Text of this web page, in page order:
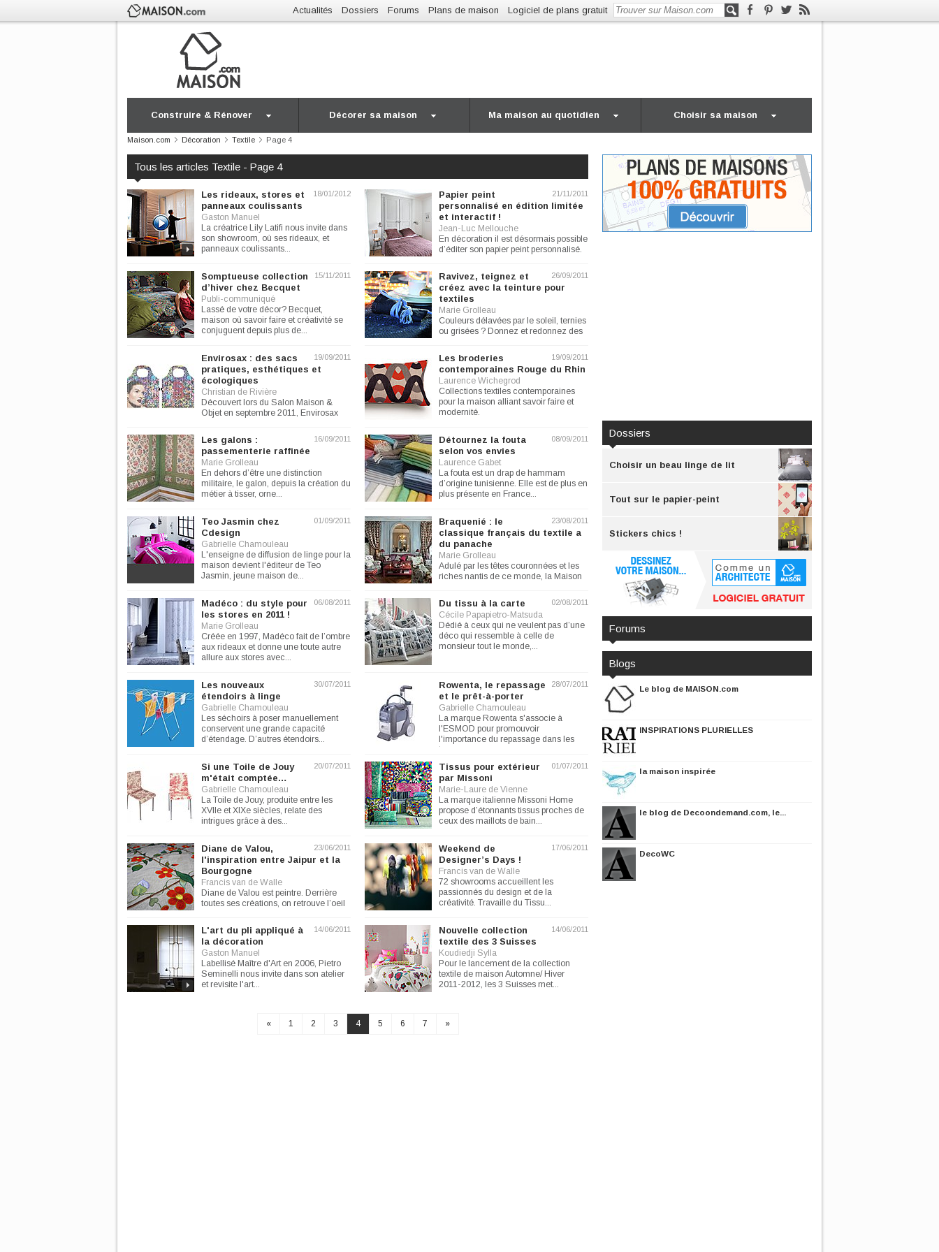
Actualités Dossiers Forums Plans de maison Logiciel de plans gratuit
Construire & Rénover Décorer sa maison Ma maison au quotidien Choisir sa maison
Maison.com Décoration Textile Page 4
Tous les articles Textile - Page 4
18/01/2012
Les rideaux, stores et
panneaux coulissants
Gaston Manuel
La créatrice Lily Latifi nous invite dans
son showroom, où ses rideaux, et
panneaux coulissants...
21/11/2011
Papier peint
personnalisé en édition limitée
et interactif !
Jean-Luc Mellouche
En décoration il est désormais possible
d’éditer son papier peint personnalisé.
15/11/2011
Somptueuse collection
d’hiver chez Becquet
Publi-communiqué
Lassé de votre décor? Becquet,
maison où savoir faire et créativité se
conjuguent depuis plus de...
26/09/2011
Ravivez, teignez et
créez avec la teinture pour
textiles
Marie Grolleau
Couleurs délavées par le soleil, ternies
ou grisées ? Donnez et redonnez des
19/09/2011
Envirosax : des sacs
pratiques, esthétiques et
écologiques
Christian de Rivière
Découvert lors du Salon Maison &
Objet en septembre 2011, Envirosax
19/09/2011
Les broderies
contemporaines Rouge du Rhin
Laurence Wichegrod
Collections textiles contemporaines
pour la maison alliant savoir faire et
modernité.
16/09/2011
Les galons :
passementerie raffinée
Marie Grolleau
En dehors d’être une distinction
militaire, le galon, depuis la création du
métier à tisser, orne...
08/09/2011
Détournez la fouta
selon vos envies
Laurence Gabet
La fouta est un drap de hammam
d’origine tunisienne. Elle est de plus en
plus présente en France...
01/09/2011
Teo Jasmin chez
Cdesign
Gabrielle Chamouleau
L'enseigne de diffusion de linge pour la
maison devient l'éditeur de Teo
Jasmin, jeune maison de...
23/08/2011
Braquenié : le
classique français du textile a
du panache
Marie Grolleau
Adulé par les têtes couronnées et les
riches nantis de ce monde, la Maison
06/08/2011
Madéco : du style pour
les stores en 2011 !
Marie Grolleau
Créée en 1997, Madéco fait de l’ombre
aux rideaux et donne une toute autre
allure aux stores avec...
02/08/2011
Du tissu à la carte
Cécile Papapietro-Matsuda
Dédié à ceux qui ne veulent pas d’une
déco qui ressemble à celle de
monsieur tout le monde,...
30/07/2011
Les nouveaux
étendoirs à linge
Gabrielle Chamouleau
Les séchoirs à poser manuellement
conservent une grande capacité
d’étendage. D’autres étendoirs...
28/07/2011
Rowenta, le repassage
et le prêt-à-porter
Gabrielle Chamouleau
La marque Rowenta s'associe à
l'ESMOD pour promouvoir
l'importance du repassage dans les
travaux...
20/07/2011
Si une Toile de Jouy
m'était comptée…
Gabrielle Chamouleau
La Toile de Jouy, produite entre les
XVIIe et XIXe siècles, relate des
intrigues grâce à des...
01/07/2011
Tissus pour extérieur
par Missoni
Marie-Laure de Vienne
La marque italienne Missoni Home
propose d’étonnants tissus proches de
ceux des maillots de bain...
23/06/2011
Diane de Valou,
l'inspiration entre Jaipur et la
Bourgogne
Francis van de Walle
Diane de Valou est peintre. Derrière
toutes ses créations, on retrouve l’oeil
17/06/2011
Weekend de
Designer’s Days !
Francis van de Walle
72 showrooms accueillent les
passionnés du design et de la
créativité. Travaille du Tissu...
14/06/2011
L'art du pli appliqué à
la décoration
Gaston Manuel
Labellisé Maître d'Art en 2006, Pietro
Seminelli nous invite dans son atelier
et revisite l'art...
14/06/2011
Nouvelle collection
textile des 3 Suisses
Koudiedji Sylla
Pour le lancement de la collection
textile de maison Automne/ Hiver
2011-2012, les 3 Suisses met...
« 1 2 3 4 5 6 7 »
Dossiers
Choisir un beau linge de lit
Tout sur le papier-peint
Stickers chics !
Forums
Blogs
Le blog de MAISON.com
INSPIRATIONS PLURIELLES
la maison inspirée
le blog de Decoondemand.com, le...
DecoWC